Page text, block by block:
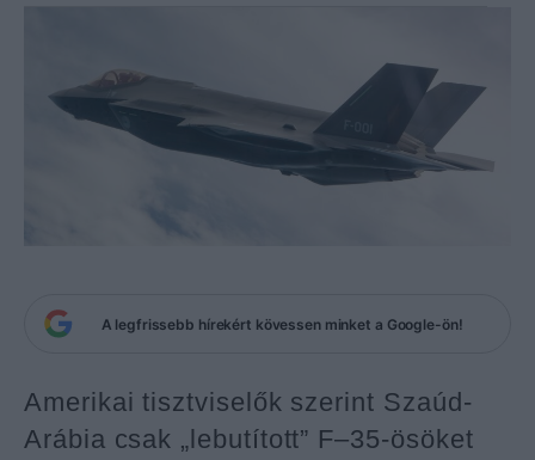
A legfrissebb hírekért kövessen minket a Google-ön!
Amerikai tisztviselők szerint Szaúd-
Arábia csak „lebutított” F–35-ösöket